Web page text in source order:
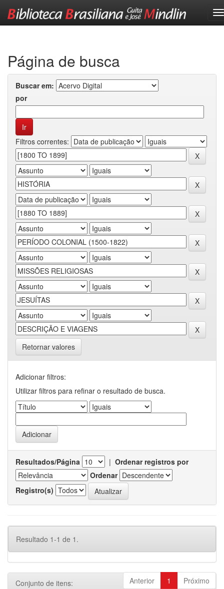
Página de busca
Buscar em:
por
Filtros correntes:
Retornar valores
Adicionar filtros:
Utilizar filtros para refinar o resultado de busca.
Resultados/Página | Ordenar registros por
Ordenar
Registro(s)
Resultado 1-1 de 1.
Anterior 1 Próximo
Conjunto de itens: